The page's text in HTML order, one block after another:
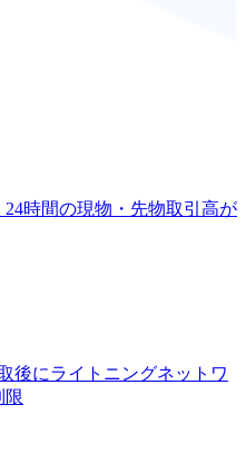
時間の現物・先物取引高が
後にライトニングネットワ
限